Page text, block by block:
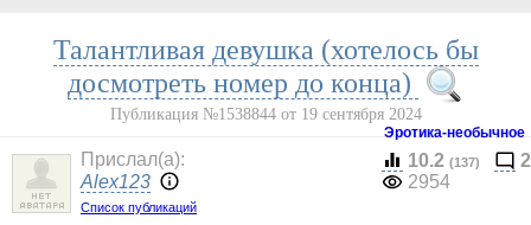
Талантливая девушка (хотелось бы
досмотреть номер до конца)
Публикация №1538844 от 19 сентября 2024
Эротика-необычное
Прислал(a):
Alex123
Список публикаций
10.2 (137)
2
2954